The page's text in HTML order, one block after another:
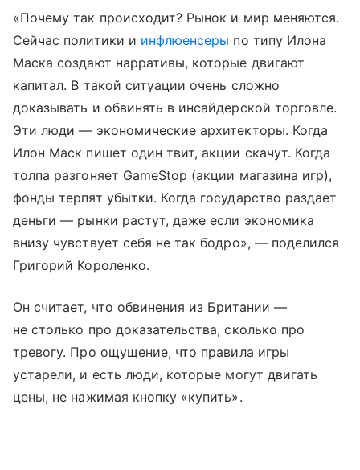
«Почему так происходит? Рынок и мир меняются.
Сейчас политики и инфлюенсеры по типу Илона
Маска создают нарративы, которые двигают
капитал. В такой ситуации очень сложно
доказывать и обвинять в инсайдерской торговле.
Эти люди — экономические архитекторы. Когда
Илон Маск пишет один твит, акции скачут. Когда
толпа разгоняет GameStop (акции магазина игр),
фонды терпят убытки. Когда государство раздает
деньги — рынки растут, даже если экономика
внизу чувствует себя не так бодро», — поделился
Григорий Короленко.
Он считает, что обвинения из Британии —
не столько про доказательства, сколько про
тревогу. Про ощущение, что правила игры
устарели, и есть люди, которые могут двигать
цены, не нажимая кнопку «купить».